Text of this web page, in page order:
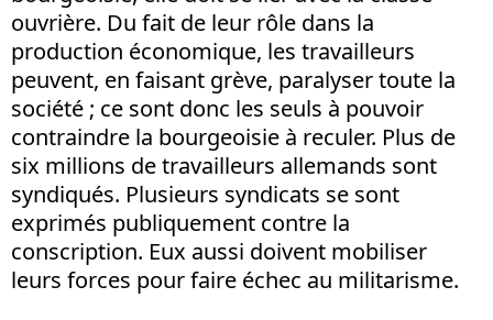
ouvrière. Du fait de leur rôle dans la
production économique, les travailleurs
peuvent, en faisant grève, paralyser toute la
société ; ce sont donc les seuls à pouvoir
contraindre la bourgeoisie à reculer. Plus de
six millions de travailleurs allemands sont
syndiqués. Plusieurs syndicats se sont
exprimés publiquement contre la
conscription. Eux aussi doivent mobiliser
leurs forces pour faire échec au militarisme.